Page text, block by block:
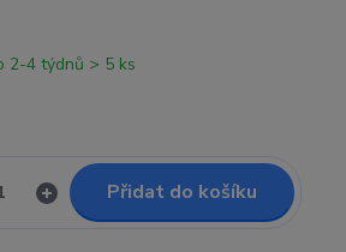
2-4 týdnů > 5 ks
Přidat do košíku